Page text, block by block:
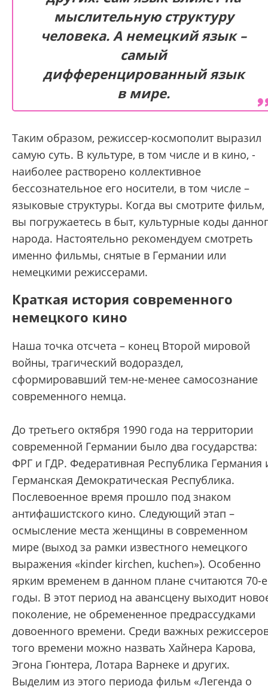
мыслительную структуру
человека. А немецкий язык –
самый
дифференцированный язык
в мире.
Таким образом, режиссер-космополит выразил
самую суть. В культуре, в том числе и в кино, -
наиболее растворено коллективное
бессознательное его носители, в том числе –
языковые структуры. Когда вы смотрите фильм,
вы погружаетесь в быт, культурные коды
народа. Настоятельно рекомендуем смотреть
именно фильмы, снятые в Германии или
немецкими режиссерами.
Краткая история современного
немецкого кино
Наша точка отсчета – конец Второй мировой
войны, трагический водораздел,
сформировавший тем-не-менее самосознание
современного немца.
До третьего октября 1990 года на территории
современной Германии было два государства:
ФРГ и ГДР. Федеративная Республика Германия
Германская Демократическая Республика.
Послевоенное время прошло под знаком
антифашистского кино. Следующий этап –
осмысление места женщины в современном
мире (выход за рамки известного немецкого
выражения «kinder kirchen, kuchen»). Особенно
ярким временем в данном плане считаются 70-е
годы. В этот период на авансцену выходит
поколение, не обремененное предрассудками
довоенного времени. Среди важных
того времени можно назвать Хайнера Карова,
Эгона Гюнтера, Лотара Варнеке и других.
Выделим из этого периода фильм «Легенда о